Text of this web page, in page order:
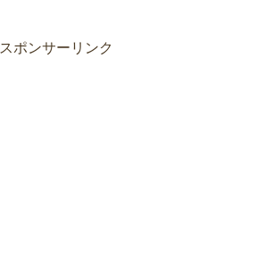
スポンサーリンク